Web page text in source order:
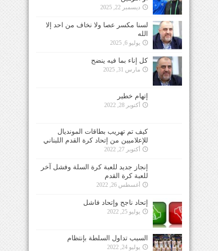
ديسمبر 22, 2025
لسنا مكسر عصا ولا نخاف من احد إلا
الله
يوليو 6, 2025
كل إناء بما فيه ينضح
مارس 31, 2025
إتهام خطير
أكتوبر 28, 2022
كيف تم تهريب بطاقات المونديال
للإعلاميين من إتحاد كرة القدم اللبناني
أكتوبر 27, 2022
إنجاز جديد للعبة كرة السلة وفشل آخر
للعبة كرة القدم
أغسطس 26, 2022
إتحاد ناجح وإتحاد فاشل
يوليو 25, 2022
السبب تداول السلطة بإنتظام
يوليو 24, 2022